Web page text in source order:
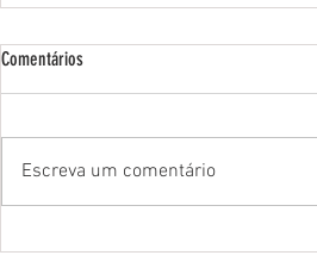
25 de Julho - Dia do Motorista
Comentários
Escreva um comentário